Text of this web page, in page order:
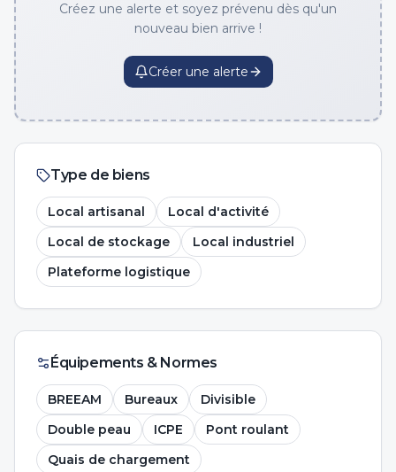
Créez une alerte et soyez prévenu dès qu'un
nouveau bien arrive !
Créer une alerte
Type de biens
Local artisanal
Local d'activité
Local de stockage
Local industriel
Plateforme logistique
Équipements & Normes
BREEAM Bureaux
Divisible
Double peau
ICPE
Pont roulant
Quais de chargement